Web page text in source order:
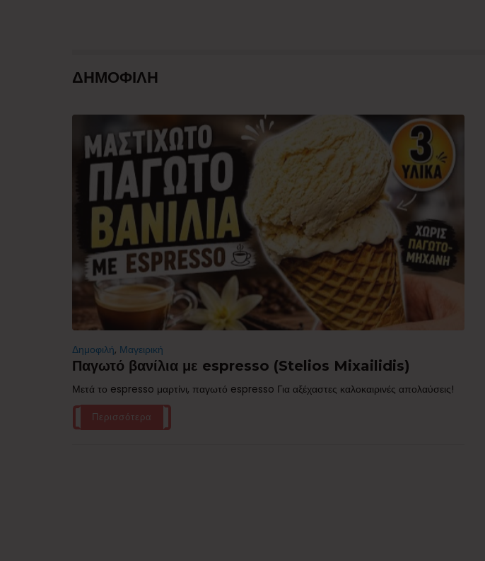
ΔΗΜΟΦΙΛΗ
Δημοφιλή, Μαγειρική
Παγωτό βανίλια με espresso (Stelios Mixailidis)
Μετά το espresso μαρτίνι, παγωτό espresso Για αξέχαστες καλοκαιρινές απολαύσεις!
Περισσότερα